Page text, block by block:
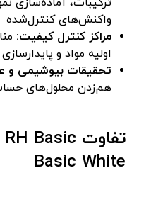
واکنش‌های کنترل‌شده
مراکز کنترل کیفیت:
اولیه مواد و
تحقیقات بیوشیمی و
هم‌زدن محلول‌های
Basic White